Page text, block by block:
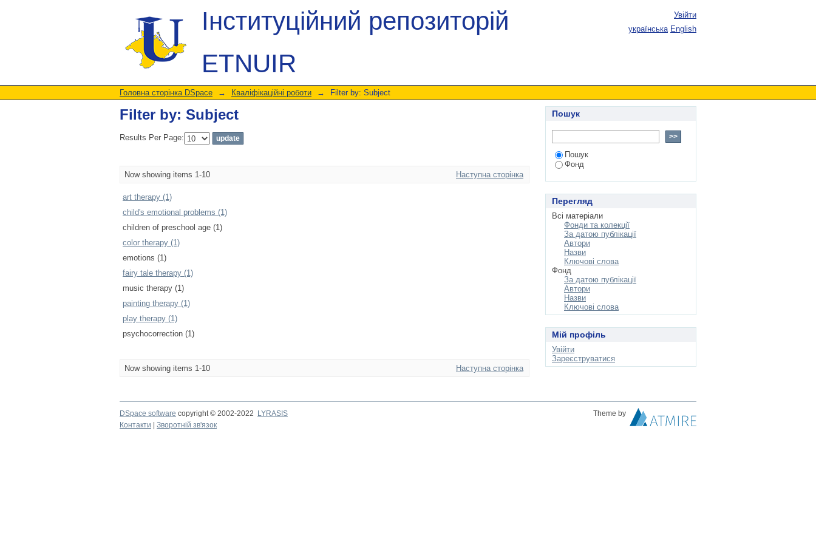
Інституційний репозиторій
ETNUIR
Filter by: Subject
Увійти
українська English
Головна сторінка DSpace → Кваліфікаційні роботи → Filter by: Subject
Filter by: Subject
Results Per Page:
Now showing items 1-10 Наступна сторінка
art therapy (1)
child's emotional problems (1)
children of preschool age (1)
color therapy (1)
emotions (1)
fairy tale therapy (1)
music therapy (1)
painting therapy (1)
play therapy (1)
psychocorrection (1)
Now showing items 1-10 Наступна сторінка
Пошук
Пошук
Фонд
Перегляд
Всі матеріали
Фонди та колекції
За датою публікації
Автори
Назви
Ключові слова
Фонд
За датою публікації
Автори
Назви
Ключові слова
Мій профіль
Увійти
Зареєструватися
DSpace software copyright © 2002-2022 LYRASIS
Theme by
Контакти
Зворотній зв'язок